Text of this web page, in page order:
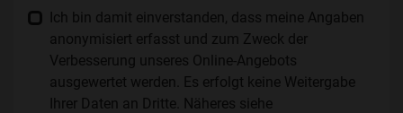
Ich bin damit einverstanden, dass meine Angaben
anonymisiert erfasst und zum Zweck der
Verbesserung unseres Online-Angebots
ausgewertet werden. Es erfolgt keine Weitergabe
Ihrer Daten an Dritte. Näheres siehe